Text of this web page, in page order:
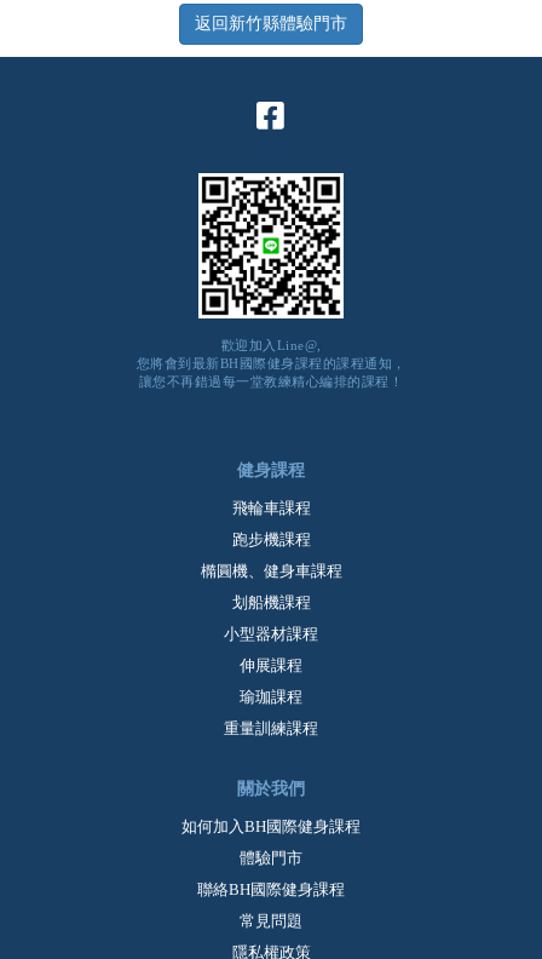
返回新竹縣體驗門市
歡迎加入Line@,
您將會到最新BH國際健身課程的課程通知，
讓您不再錯過每一堂教練精心編排的課程！
健身課程
飛輪車課程
跑步機課程
橢圓機、健身車課程
划船機課程
小型器材課程
伸展課程
瑜珈課程
重量訓練課程
關於我們
如何加入BH國際健身課程
體驗門市
聯絡BH國際健身課程
常見問題
隱私權政策